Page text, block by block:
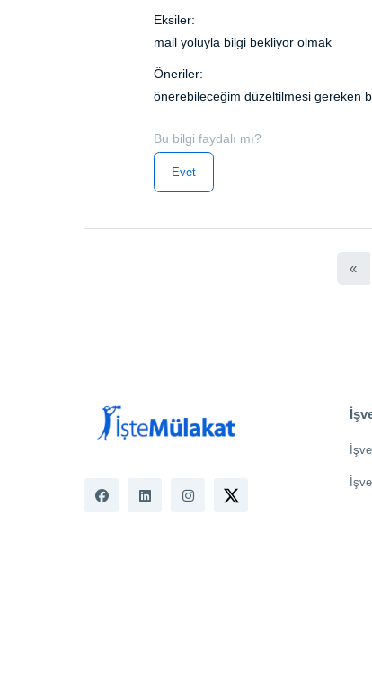
Eksiler:
mail yoluyla bilgi bekliyor olmak
Öneriler:
önerebileceğim düzeltilmesi gereken
Bu bilgi faydalı mı?
Evet
«